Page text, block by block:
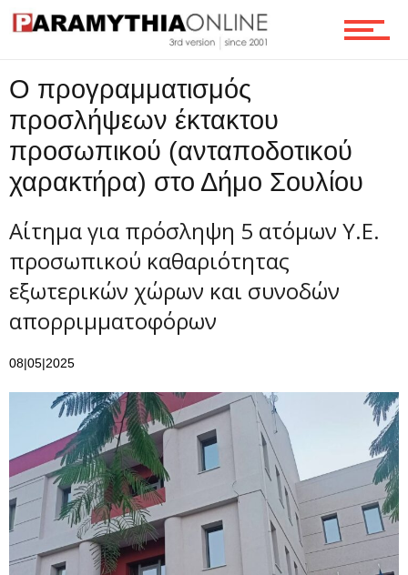
Ροή
Επικοινωνία
Ο προγραμματισμός
προσλήψεων έκτακτου
προσωπικού (ανταποδοτικού
χαρακτήρα) στο Δήμο Σουλίου
Αίτημα για πρόσληψη 5 ατόμων Υ.Ε.
προσωπικού καθαριότητας
εξωτερικών χώρων και συνοδών
απορριμματοφόρων
08|05|2025